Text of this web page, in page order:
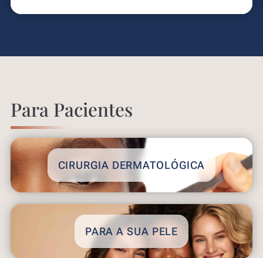
Para Pacientes
CIRURGIA DERMATOLÓGICA
PARA A SUA PELE